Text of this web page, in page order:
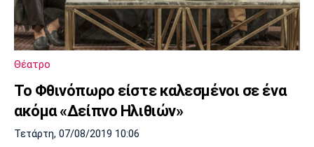
Θέατρο
Το Φθινόπωρο είστε καλεσμένοι σε ένα
ακόμα «Δείπνο Ηλιθιών»
Τετάρτη, 07/08/2019 10:06